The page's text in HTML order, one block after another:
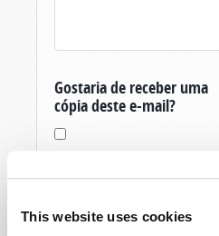
This website uses cookies
Gostaria de receber uma
cópia deste e-mail?